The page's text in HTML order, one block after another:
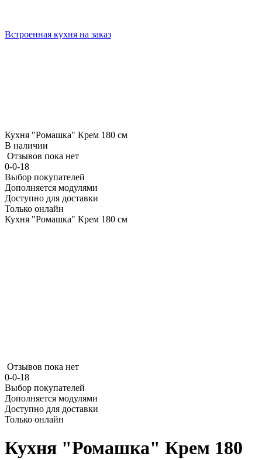
Встроенная кухня на заказ
Кухня "Ромашка" Крем 180 см
В наличии
Отзывов пока нет
0-0-18
Выбор покупателей
Дополняется модулями
Доступно для доставки
Только онлайн
Кухня "Ромашка" Крем 180 см
Отзывов пока нет
0-0-18
Выбор покупателей
Дополняется модулями
Доступно для доставки
Только онлайн
Кухня "Ромашка" Крем 180